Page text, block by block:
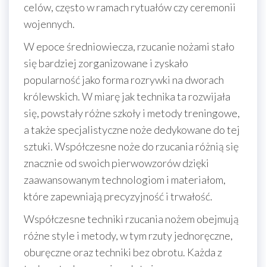
celów, często w ramach rytuałów czy ceremonii
wojennych.
W epoce średniowiecza, rzucanie nożami stało
się bardziej zorganizowane i zyskało
popularność jako forma rozrywki na dworach
królewskich. W miarę jak technika ta rozwijała
się, powstały różne szkoły i metody treningowe,
a także specjalistyczne noże dedykowane do tej
sztuki. Współczesne noże do rzucania różnią się
znacznie od swoich pierwowzorów dzięki
zaawansowanym technologiom i materiałom,
które zapewniają precyzyjność i trwałość.
Współczesne techniki rzucania nożem obejmują
różne style i metody, w tym rzuty jednoręczne,
oburęczne oraz techniki bez obrotu. Każda z